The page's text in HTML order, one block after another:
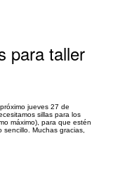
para taller
jueves 27 de
sillas para los
máximo), para que estén
Muchas gracias,